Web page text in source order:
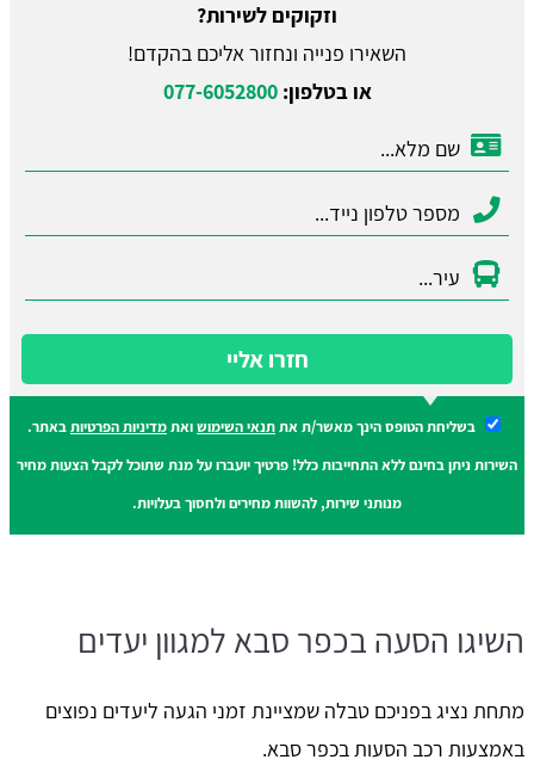
וזקוקים לשירות?
השאירו פנייה ונחזור אליכם בהקדם!
או בטלפון:077-6052800
חזרו אליי
בשליחת הטופס הינך מאשר/ת אתתנאי השימושואתמדיניות הפרטיותבאתר.
השירות ניתן בחינם ללא התחייבות כלל! פרטיך יועברו על מנת שתוכל לקבל הצעות מחיר
מנותני שירות, להשוות מחירים ולחסוך בעלויות.
השיגו הסעה בכפר סבא למגוון יעדים
מתחת נציג בפניכם טבלה שמציינת זמני הגעה ליעדים נפוצים
באמצעות רכב הסעות בכפר סבא.